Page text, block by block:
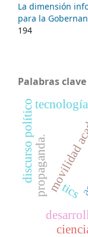
La dimensión
para la
194
Palabras clave
propaganda.
discurso políticotecnología
tics